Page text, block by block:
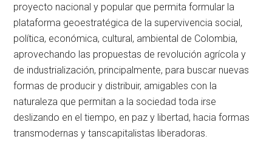
proyecto nacional y popular que permita formular la
plataforma geoestratégica de la supervivencia social,
política, económica, cultural, ambiental de Colombia,
aprovechando las propuestas de revolución agrícola y
de industrialización, principalmente, para buscar nuevas
formas de producir y distribuir, amigables con la
naturaleza que permitan a la sociedad toda irse
deslizando en el tiempo, en paz y libertad, hacia formas
transmodernas y tanscapitalistas liberadoras.